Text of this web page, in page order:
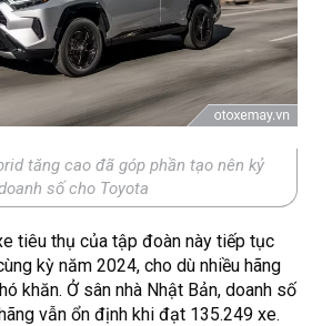
tăng cao đã góp phần tạo nên kỷ
số cho Toyota
tiêu thụ của tập đoàn này tiếp tục
kỳ năm 2024, cho dù nhiều hãng
khăn. Ở sân nhà Nhật Bản, doanh số
vẫn ổn định khi đạt 135.249 xe.